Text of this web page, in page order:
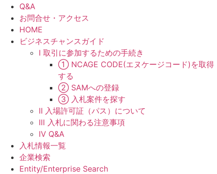
Q&A
お問合せ・アクセス
HOME
ビジネスチャンスガイド
Ⅰ 取引に参加するための手続き
① NCAGE CODE(エヌケージコード)を取得
する
② SAMへの登録
③ 入札案件を探す
Ⅱ 入場許可証（パス）について
Ⅲ 入札に関わる注意事項
Ⅳ Q&A
入札情報一覧
企業検索
Entity/Enterprise Search